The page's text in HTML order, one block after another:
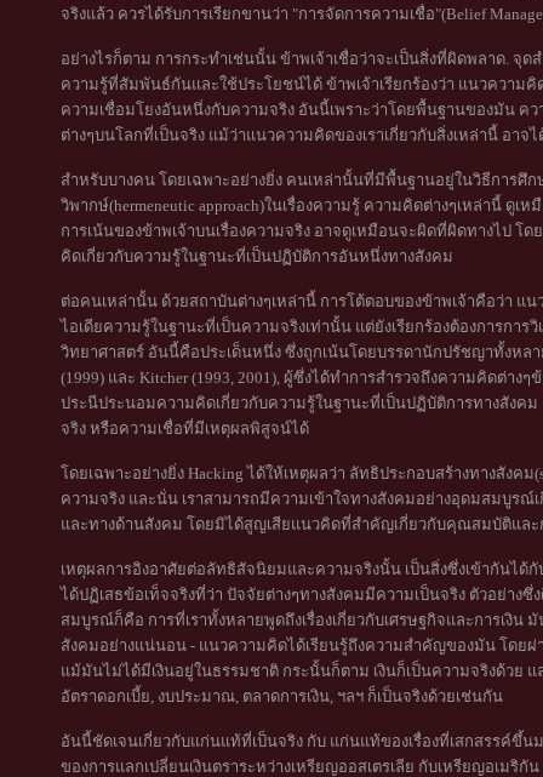
จริงแล้ว ควรได้รับการเรียกขานว่า "การจัดการความเชื่อ"(Belief
อย่างไรก็ตาม การกระทำเช่นนั้น ข้าพเจ้าเชื่อว่าจะเป็นสิ่งที่ผิดพลาด. จุ
ความรู้ที่สัมพันธ์กันและใช้ประโยชน์ได้ ข้าพเจ้าเรียกร้องว่า แนวความ
ความเชื่อมโยงอันหนึ่งกับความจริง อันนี้เพราะว่าโดยพื้นฐานของมัน ค
ต่างๆบนโลกที่เป็นจริง แม้ว่าแนวความคิดของเราเกี่ยวกับสิ่งเหล่านี้ อา
สำหรับบางคน โดยเฉพาะอย่างยิ่ง คนเหล่านั้นที่มีพื้นฐานอยู่ในวิธีการศึ
วิพากษ์(hermeneutic approach)ในเรื่องความรู้ ความคิดต่างๆเหล่านี้ ดูเ
การเน้นของข้าพเจ้าบนเรื่องความจริง อาจดูเหมือนจะผิดที่ผิดทางไป โ
คิดเกี่ยวกับความรู้ในฐานะที่เป็นปฏิบัติการอันหนึ่งทางสังคม
ต่อคนเหล่านั้น ด้วยสถาบันต่างๆเหล่านี้ การโต้ตอบของข้าพเจ้าคือว่า แ
ไอเดียความรู้ในฐานะที่เป็นความจริงเท่านั้น แต่ยังเรียกร้องต้องการกา
วิทยาศาสตร์ อันนี้คือประเด็นหนึ่ง ซึ่งถูกเน้นโดยบรรดานักปรัชญาทั้งหล
(1999) และ Kitcher (1993, 2001), ผู้ซึ่งได้ทำการสำรวจถึงความคิดต่าง
ประนีประนอมความคิดเกี่ยวกับความรู้ในฐานะที่เป็นปฏิบัติการทางสังค
จริง หรือความเชื่อที่มีเหตุผลพิสูจน์ได้
โดยเฉพาะอย่างยิ่ง Hacking ได้ให้เหตุผลว่า ลัทธิประกอบสร้างทางสังค
ความจริง และนั่น เราสามารถมีความเข้าใจทางสังคมอย่างอุดมสมบูร
และทางด้านสังคม โดยมิได้สูญเสียแนวคิดที่สำคัญเกี่ยวกับคุณสมบัติและ
เหตุผลการอิงอาศัยต่อลัทธิสัจนิยมและความจริงนั้น เป็นสิ่งซึ่งเข้ากันไ
ได้ปฏิเสธข้อเท็จจริงที่ว่า ปัจจัยต่างๆทางสังคมมีความเป็นจริง ตัวอย่าง
สมบูรณ์ก็คือ การที่เราทั้งหลายพูดถึงเรื่องเกี่ยวกับเศรษฐกิจและการเงิน
สังคมอย่างแน่นอน - แนวความคิดได้เรียนรู้ถึงความสำคัญของมัน โดย
แม้มันไม่ได้มีเงินอยู่ในธรรมชาติ กระนั้นก็ตาม เงินก็เป็นความจริงด้วย
อัตราดอกเบี้ย, งบประมาณ, ตลาดการเงิน, ฯลฯ ก็เป็นจริงด้วยเช่นกัน
อันนี้ชัดเจนเกี่ยวกับแก่นแท้ที่เป็นจริง กับ แก่นแท้ของเรื่องที่เสกสรรค์ขึ้น
ของการแลกเปลี่ยนเงินตราระหว่างเหรียญออสเตรเลีย กับเหรียญอเมริกั